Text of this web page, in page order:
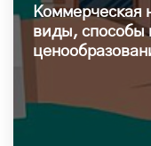
Коммерческая
виды, способы